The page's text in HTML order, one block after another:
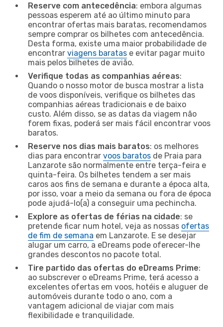
Reserve com antecedência: embora algumas
pessoas esperem até ao último minuto para
encontrar ofertas mais baratas, recomendamos
sempre comprar os bilhetes com antecedência.
Desta forma, existe uma maior probabilidade de
encontrar viagens baratas e evitar pagar muito
mais pelos bilhetes de avião.
Verifique todas as companhias aéreas:
Quando o nosso motor de busca mostrar a lista
de voos disponíveis, verifique os bilhetes das
companhias aéreas tradicionais e de baixo
custo. Além disso, se as datas da viagem não
forem fixas, poderá ser mais fácil encontrar voos
baratos.
Reserve nos dias mais baratos: os melhores
dias para encontrar voos baratos de Praia para
Lanzarote são normalmente entre terça-feira e
quinta-feira. Os bilhetes tendem a ser mais
caros aos fins de semana e durante a época alta,
por isso, voar a meio da semana ou fora de época
pode ajudá-lo(a) a conseguir uma pechincha.
Explore as ofertas de férias na cidade: se
pretende ficar num hotel, veja as nossas ofertas
de fim de semana em Lanzarote. E se desejar
alugar um carro, a eDreams pode oferecer-lhe
grandes descontos no pacote total.
Tire partido das ofertas do eDreams Prime:
ao subscrever o eDreams Prime, terá acesso a
excelentes ofertas em voos, hotéis e aluguer de
automóveis durante todo o ano, com a
vantagem adicional de viajar com mais
flexibilidade e tranquilidade.